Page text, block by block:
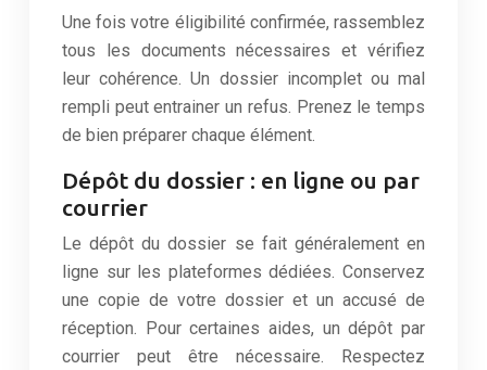
Une fois votre éligibilité confirmée, rassemblez
tous les documents nécessaires et vérifiez
leur cohérence. Un dossier incomplet ou mal
rempli peut entrainer un refus. Prenez le temps
de bien préparer chaque élément.
Dépôt du dossier : en ligne ou par
courrier
Le dépôt du dossier se fait généralement en
ligne sur les plateformes dédiées. Conservez
une copie de votre dossier et un accusé de
réception. Pour certaines aides, un dépôt par
courrier peut être nécessaire. Respectez